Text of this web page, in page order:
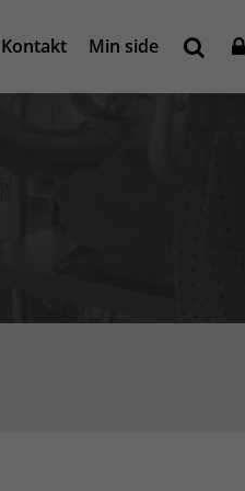
Kontakt Min side